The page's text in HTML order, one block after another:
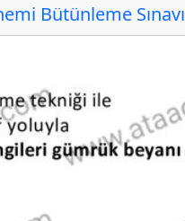
Bütünleme Sınavı